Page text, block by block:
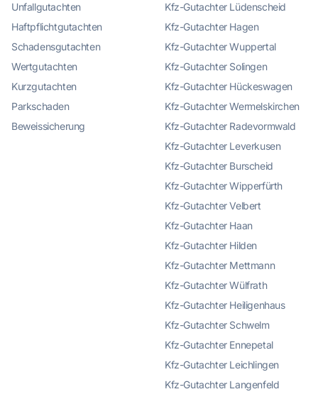
Unfallgutachten
Haftpflichtgutachten
Schadensgutachten
Wertgutachten
Kurzgutachten
Parkschaden
Beweissicherung
Kfz-Gutachter Lüdenscheid
Kfz-Gutachter Hagen
Kfz-Gutachter Wuppertal
Kfz-Gutachter Solingen
Kfz-Gutachter Hückeswagen
Kfz-Gutachter Wermelskirchen
Kfz-Gutachter Radevormwald
Kfz-Gutachter Leverkusen
Kfz-Gutachter Burscheid
Kfz-Gutachter Wipperfürth
Kfz-Gutachter Velbert
Kfz-Gutachter Haan
Kfz-Gutachter Hilden
Kfz-Gutachter Mettmann
Kfz-Gutachter Wülfrath
Kfz-Gutachter Heiligenhaus
Kfz-Gutachter Schwelm
Kfz-Gutachter Ennepetal
Kfz-Gutachter Leichlingen
Kfz-Gutachter Langenfeld